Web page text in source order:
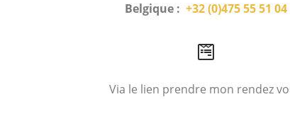
Belgique : +32 (0)475 55 51 04
Via le lien prendre mon rendez